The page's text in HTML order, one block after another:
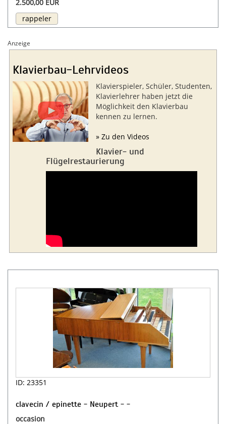
2.500,00 EUR
rappeler
Anzeige
Klavierbau-Lehrvideos
Klavierspieler, Schüler, Studenten,
Klavierlehrer haben jetzt die
Möglichkeit den Klavierbau
kennen zu lernen.
» Zu den Videos
Klavier- und
Flügelrestaurierung
ID: 23351
clavecin / epinette - Neupert - -
occasion